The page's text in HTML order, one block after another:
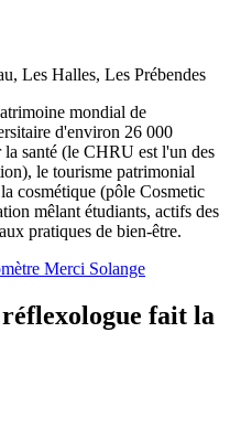
Les Halles, Les Prébendes
mondial de
d'environ 26 000
santé (le CHRU est l'un des
le tourisme patrimonial
cosmétique (pôle Cosmetic
mêlant étudiants, actifs des
pratiques de bien-être.
Merci Solange
fait la